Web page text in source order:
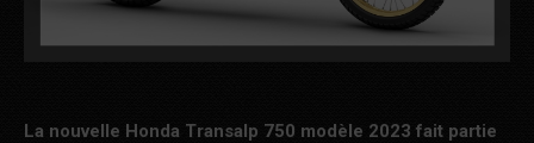
La nouvelle Honda Transalp 750 modèle 2023 fait partie